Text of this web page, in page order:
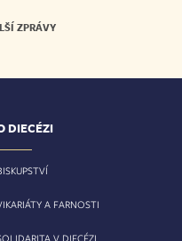
ZPRÁVY
DIECÉZI
A FARNOSTI
V DIECÉZI